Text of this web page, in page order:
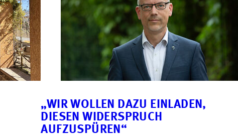
„WIR WOLLEN DAZU EINLADEN,
DIESEN WIDERSPRUCH
AUFZUSPÜREN“